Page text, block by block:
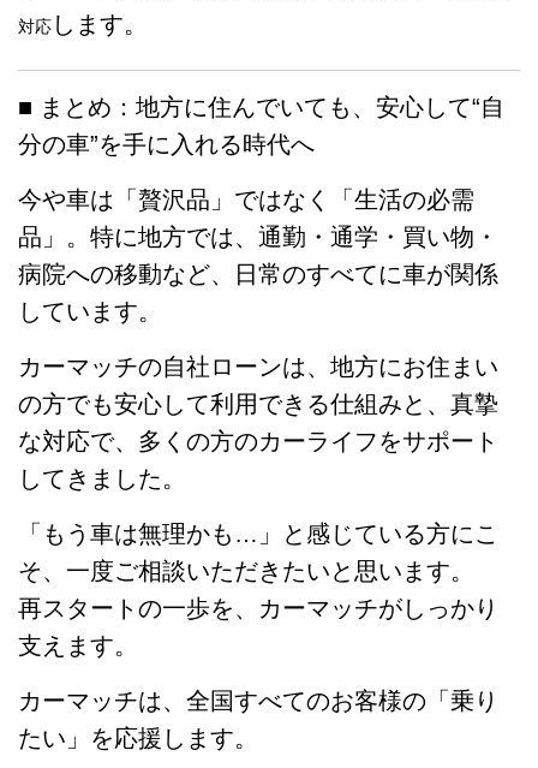
対応 します。
■ まとめ：地方に住んでいても、安心して“自
分の車”を手に入れる時代へ
今や車は「贅沢品」ではなく「生活の必需
品」。特に地方では、通勤・通学・買い物・
病院への移動など、日常のすべてに車が関係
しています。
カーマッチの自社ローンは、地方にお住まい
の方でも安心して利用できる仕組みと、真摯
な対応で、多くの方のカーライフをサポート
してきました。
「もう車は無理かも…」と感じている方にこ
そ、一度ご相談いただきたいと思います。
再スタートの一歩を、カーマッチがしっかり
支えます。
カーマッチは、全国すべてのお客様の「乗り
たい」を応援します。